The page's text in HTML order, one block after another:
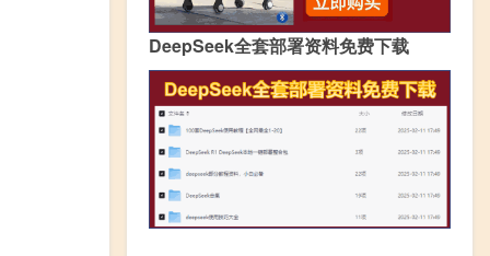
DeepSeek全套部署资料免费下载